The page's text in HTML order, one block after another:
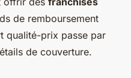
de remboursement
qualité-prix passe par
de couverture.